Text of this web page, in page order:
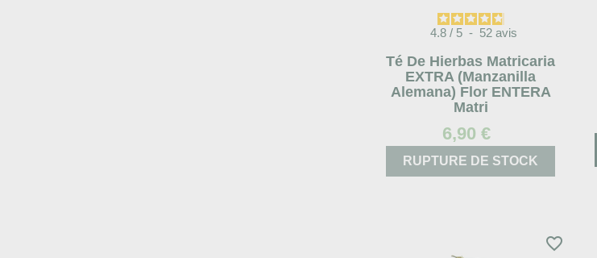
4.8 / 5 - 52avis
Té De Hierbas Matricaria
EXTRA (Manzanilla
Alemana) Flor ENTERA
Matri
6,90 €
RUPTURE DE STOCK
favorite_border